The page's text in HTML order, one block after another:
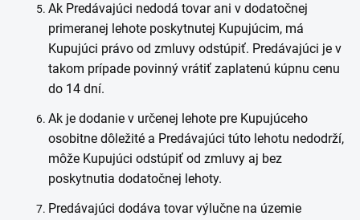
Ak Predávajúci nedodá tovar ani v dodatočnej
primeranej lehote poskytnutej Kupujúcim, má
Kupujúci právo od zmluvy odstúpiť. Predávajúci je v
takom prípade povinný vrátiť zaplatenú kúpnu cenu
do 14 dní.
Ak je dodanie v určenej lehote pre Kupujúceho
osobitne dôležité a Predávajúci túto lehotu nedodrží,
môže Kupujúci odstúpiť od zmluvy aj bez
poskytnutia dodatočnej lehoty.
Predávajúci dodáva tovar výlučne na územie